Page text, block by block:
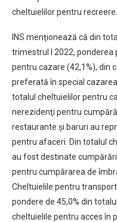
cheltuielilor pentru recreere.
INS menţionează că din
trimestrul I 2022, ponderea
pentru cazare (42,1%), din
preferată în special
totalul cheltuielilor pentru
nerezidenţi pentru
restaurante şi baruri au
pentru afaceri. Din totalul
au fost destinate
pentru cumpărarea de
Cheltuielile pentru
pondere de 45,0% din
cheltuielile pentru acces în